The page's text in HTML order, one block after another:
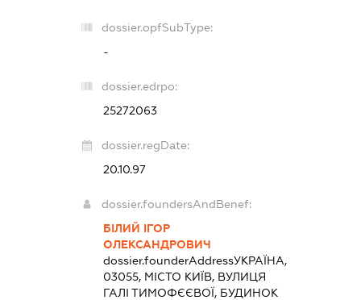
dossier.opfSubType:
-
dossier.edrpo:
25272063
dossier.regDate:
20.10.97
dossier.foundersAndBenef:
БІЛИЙ ІГОР
ОЛЕКСАНДРОВИЧ
dossier.founderAddressУКРАЇНА,
03055, МІСТО КИЇВ, ВУЛИЦЯ
ГАЛІ ТИМОФЄЄВОЇ, БУДИНОК